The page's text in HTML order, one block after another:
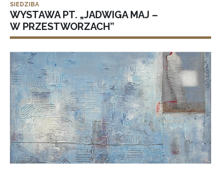
SIEDZIBA
WYSTAWA PT. „JADWIGA MAJ –
W PRZESTWORZACH”